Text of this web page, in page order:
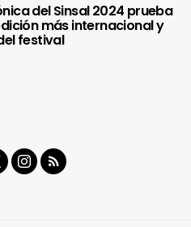
del Sinsal 2024 prueba
más internacional y
festival